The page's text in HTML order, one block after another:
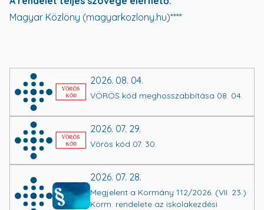
2026. 08. 04.
VÖRÖS kód meghosszabbítása 08. 04.
2026. 07. 29.
Vörös kód 07. 30.
2026. 07. 28.
Megjelent a Kormány 112/2026. (VII. 23.)
Korm. rendelete az iskolakezdési
Magyar Közlöny (magyarkozlony.hu)****